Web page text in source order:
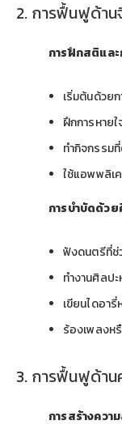
2. การฟื้นฟูด้าน
การฝึกสติและ
เริ่มต้นด้วย
ฝึกการหาย
ทำกิจกรรม
ใช้แอพพลิเ
การบำบัดด้ว
ฟังดนตรีที่
ทำงานศิลป
เขียนไดอา
ร้องเพลงห
3. การฟื้นฟูด้า
การสร้างคว